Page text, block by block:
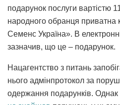
подарунок послуги вартістю
народного обранця приватна
Семенс Україна». В
зазначив, що це – подарунок.
Нацагентство з питань
нього адмінпротокол за
одержання подарунків.